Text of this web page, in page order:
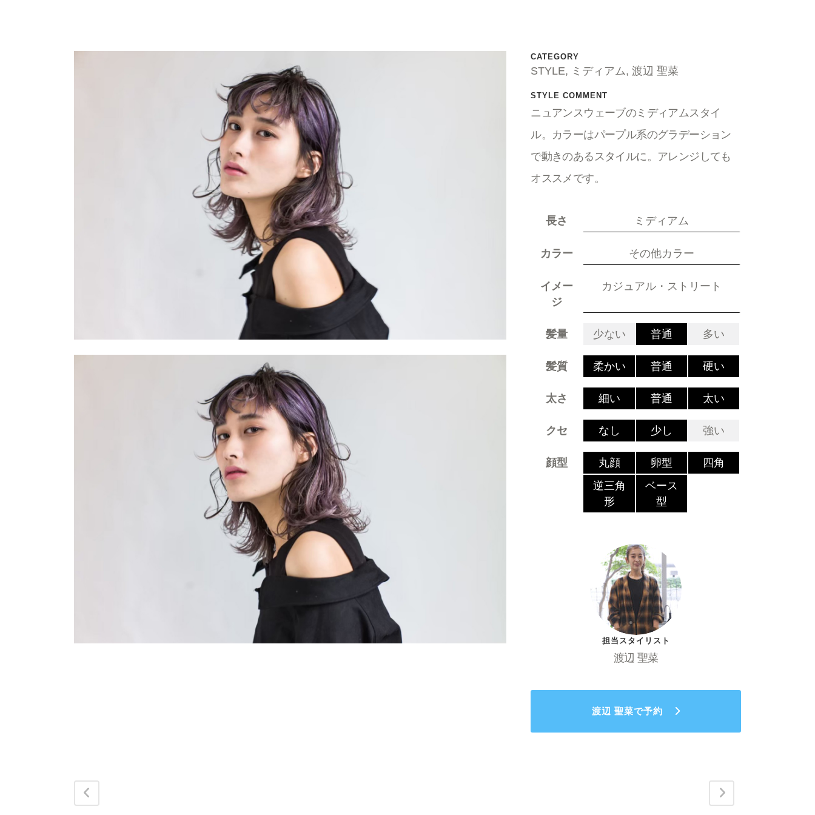
CATEGORY
STYLE, ミディアム, 渡辺 聖菜
STYLE COMMENT
ニュアンスウェーブのミディアムスタイ
ル。カラーはパープル系のグラデーション
で動きのあるスタイルに。アレンジしても
オススメです。
長さ ミディアム
カラー その他カラー
イメー
ジ
カジュアル・ストリート
髪量 少ない 普通 多い
髪質 柔かい 普通 硬い
太さ 細い 普通 太い
クセ なし 少し 強い
顔型 丸顔 卵型
四角
逆三角
形
ベース
型
担当スタイリスト
渡辺 聖菜
渡辺 聖菜で予約